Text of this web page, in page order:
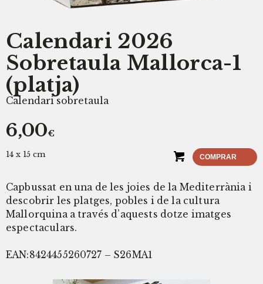
Calendari 2026
Sobretaula Mallorca-1
(platja)
Calendari sobretaula
6,00€
14 x 15 cm COMPRAR
Capbussat en una de les joies de la Mediterrània i
descobrir les platges, pobles i de la cultura
Mallorquina a través d’aquests dotze imatges
espectaculars.
EAN:8424455260727 – S26MA1